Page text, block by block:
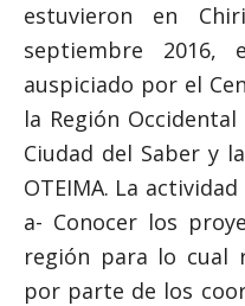
estuvieron en
septiembre 2016,
auspiciado por el
la Región Occidental
Ciudad del Saber y
OTEIMA. La
a- Conocer los
región para lo cual
por parte de los